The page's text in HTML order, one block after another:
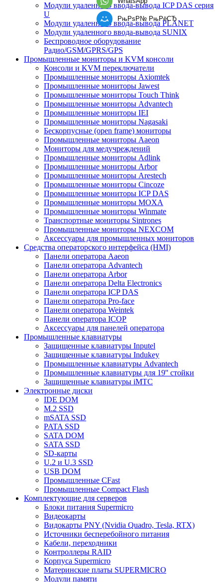
Модули удаленного ввода-вывода ICP DAS серия
U
Модули удаленного ввода-вывода PLANET
Модули удаленного ввода-вывода SUNIX
Беспроводное оборудование
Радио/GSM/GPRS/GPS
Промышленные мониторы и KVM консоли
Консоли и KVM переключатели
Промышленные мониторы Axiomtek
Промышленные мониторы Jawest
Промышленные мониторы Touch Think
Промышленные мониторы Advantech
Промышленные мониторы IEI
Промышленные мониторы Nagasaki
Бескорпусные (open frame) мониторы
Промышленные мониторы Aaeon
Мониторы для медучреждений
Промышленные мониторы Adlink
Промышленные мониторы Arbor
Промышленные мониторы Arestech
Промышленные мониторы Cincoze
Промышленные мониторы ICP DAS
Промышленные мониторы MOXA
Промышленные мониторы Winmate
Транспортные мониторы Sintrones
Промышленные мониторы NEXCOM
Аксессуары для промышленных мониторов
Средства операторского интерфейса (HMI)
Панели оператора Aaeon
Панели оператора Advantech
Панели оператора Arbor
Панели оператора Delta Electronics
Панели оператора ICP DAS
Панели оператора Pro-face
Панели оператора Weintek
Панели оператора ICOP
Аксессуары для панелей оператора
Промышленные клавиатуры
Защищенные клавиатуры Inputel
Защищенные клавиатуры Indukey
Промышленные клавиатуры Advantech
Промышленные клавиатуры для 19'' стойки
Защищенные клавиатуры iMTC
Электронные диски
IDE DOM
M.2 SSD
mSATA SSD
PATA SSD
SATA DOM
SATA SSD
SD-карты
U.2 и U.3 SSD
USB DOM
Промышленные CFast
Промышленные Compact Flash
Комплектующие для серверов
Блоки питания Supermicro
Видеокарты
Видокарты PNY (Nvidia Quadro, Tesla, RTX)
Источники бесперебойного питания
Кабели, переходники
Контроллеры RAID
Корпуса Supermicro
Материнские платы SUPERMICRO
Модули памяти
РњРѕР№ РњРёСЂ